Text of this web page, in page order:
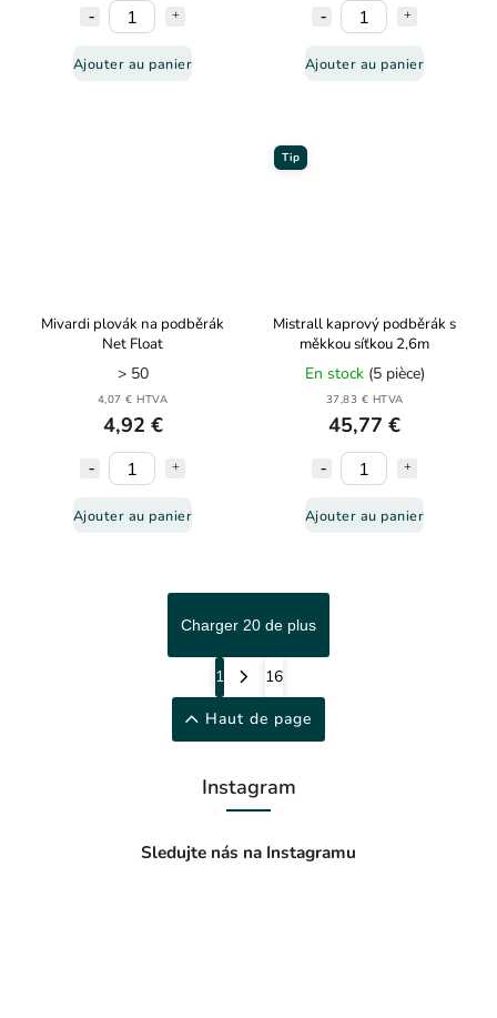
Ajouter au panier Ajouter au panier
Mivardi plovák na podběrák
Net Float
> 50
4,07 € HTVA
4,92 €
Ajouter au panier
Tip
Mistrall kaprový podběrák s
měkkou síťkou 2,6m
En stock (5 pièce)
37,83 € HTVA
45,77 €
Ajouter au panier
Charger 20 de plus
1
16
Haut de page
Instagram
Sledujte nás na Instagramu